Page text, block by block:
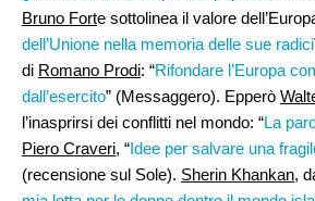
Bruno Forte sottolinea il valore
dell’Unione nella memoria delle sue radici
di Romano Prodi: “Rifondare l’Europa
dall’esercito” (Messaggero). Epperò
l’inasprirsi dei conflitti nel mondo: “La
Piero Craveri, “Idee per salvare una
(recensione sul Sole). Sherin Khankan,